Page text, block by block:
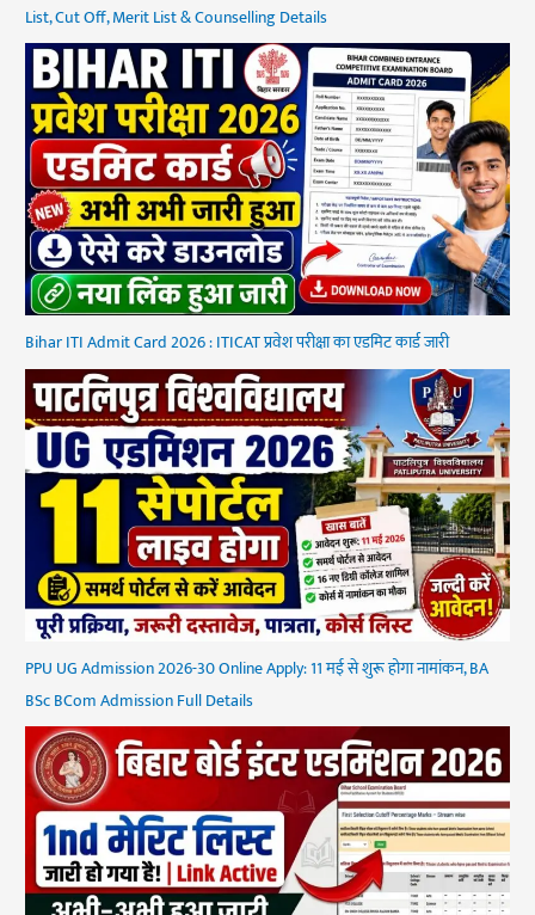
List, Cut Off, Merit List & Counselling Details
Bihar ITI Admit Card 2026 : ITICAT प्रवेश परीक्षा का एडमिट कार्ड जारी
PPU UG Admission 2026-30 Online Apply: 11 मई से शुरू होगा नामांकन, BA
BSc BCom Admission Full Details